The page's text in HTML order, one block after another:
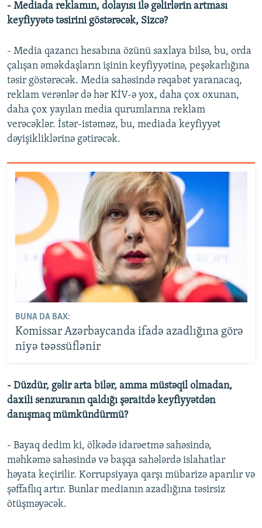
- Mediada reklamın, dolayısı ilə gəlirlərin artması
keyfiyyətə təsirini göstərəcək, Sizcə?
- Media qazancı hesabına özünü saxlaya bilsə, bu, orda
çalışan əməkdaşların işinin keyfiyyətinə, peşəkarlığına
təsir göstərəcək. Media sahəsində rəqabət yaranacaq,
reklam verənlər də hər KİV-ə yox, daha çox oxunan,
daha çox yayılan media qurumlarına reklam
verəcəklər. İstər-istəməz, bu, mediada keyfiyyət
dəyişikliklərinə gətirəcək.
BUNA DA BAX:
Komissar Azərbaycanda ifadə azadlığına görə
niyə təəssüflənir
- Düzdür, gəlir arta bilər, amma müstəqil olmadan,
daxili senzuranın qaldığı şəraitdə keyfiyyətdən
danışmaq mümkündürmü?
- Bayaq dedim ki, ölkədə idarəetmə sahəsində,
məhkəmə sahəsində və başqa sahələrdə islahatlar
həyata keçirilir. Korrupsiyaya qarşı mübarizə aparılır və
şəffaflıq artır. Bunlar medianın azadlığına təsirsiz
ötüşməyəcək.